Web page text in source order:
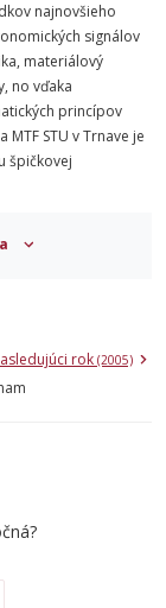
najnovšieho
signálov
materiálový
no vďaka
princípov
STU v Trnave je
špičkovej
rok (2005)